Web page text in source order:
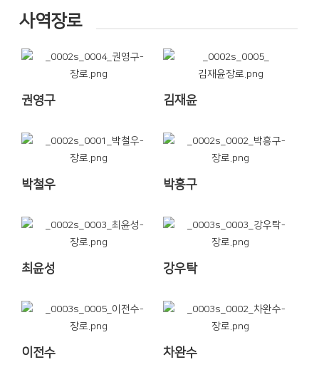
사역장로
권영구 김재윤
박철우 박흥구
최윤성 강우탁
이전수 차완수